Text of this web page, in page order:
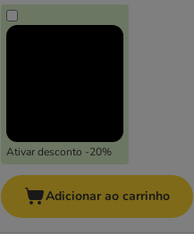
Ativar desconto -20%
Adicionar ao carrinho